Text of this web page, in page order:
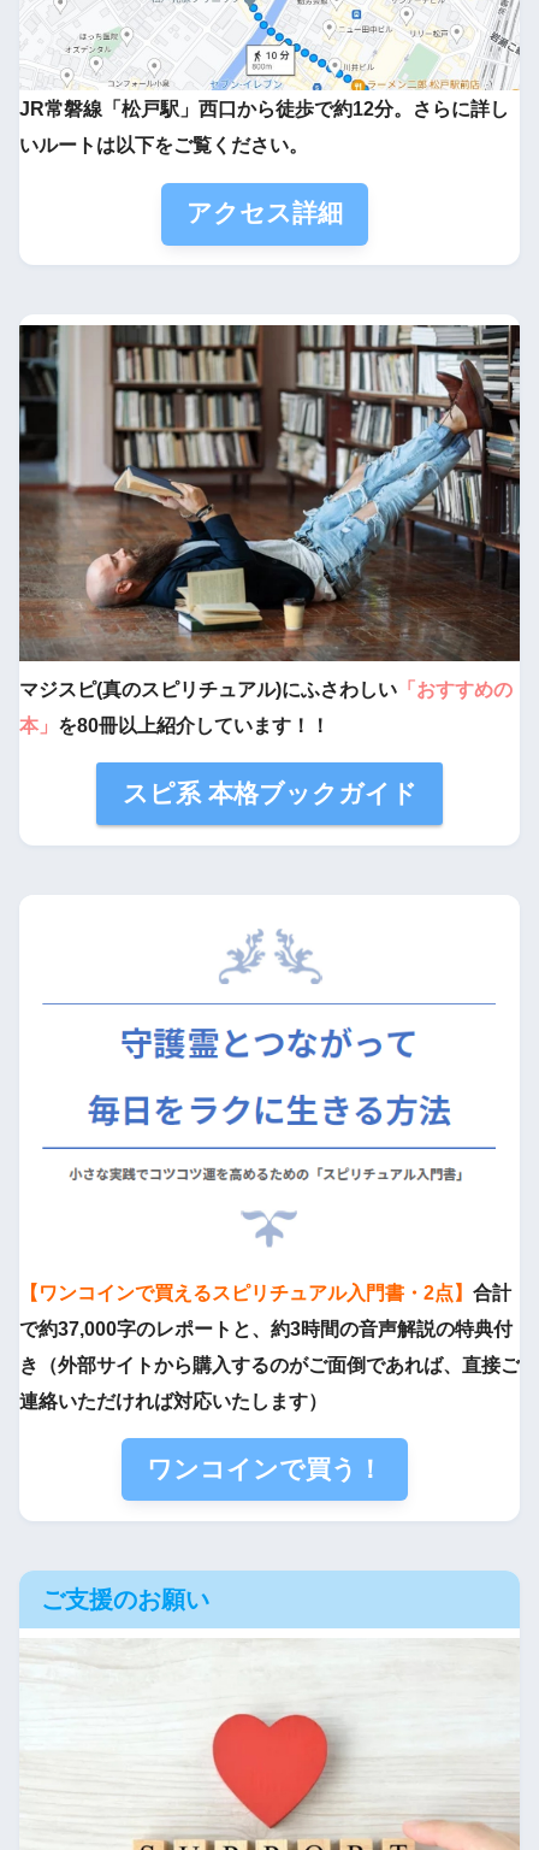
JR常磐線「松戸駅」西口から徒歩で約12分。さらに詳し
いルートは以下をご覧ください。
アクセス詳細
マジスピ(真のスピリチュアル)にふさわしい 「おすすめの
本」 を80冊以上紹介しています！！
スピ系 本格ブックガイド
【ワンコインで買えるスピリチュアル入門書・2点】 合計
で約37,000字のレポートと、約3時間の音声解説の特典付
き（外部サイトから購入するのがご面倒であれば、直接ご
連絡いただければ対応いたします）
ワンコインで買う！
ご支援のお願い